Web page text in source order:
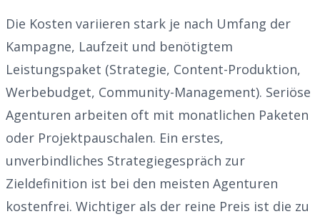
Die Kosten variieren stark je nach Umfang der
Kampagne, Laufzeit und benötigtem
Leistungspaket (Strategie, Content-Produktion,
Werbebudget, Community-Management). Seriöse
Agenturen arbeiten oft mit monatlichen Paketen
oder Projektpauschalen. Ein erstes,
unverbindliches Strategiegespräch zur
Zieldefinition ist bei den meisten Agenturen
kostenfrei. Wichtiger als der reine Preis ist die zu